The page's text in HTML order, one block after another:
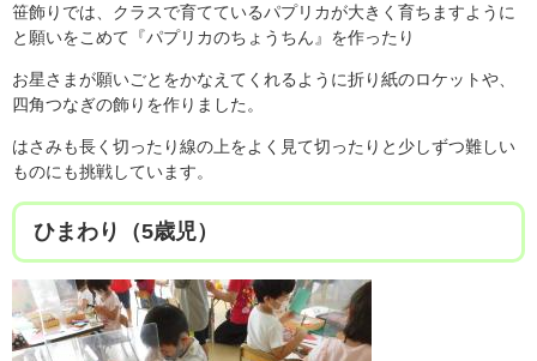
笹飾りでは、クラスで育てているパプリカが大きく育ちますように
と願いをこめて『パプリカのちょうちん』を作ったり
お星さまが願いごとをかなえてくれるように折り紙のロケットや、
四角つなぎの飾りを作りました。
はさみも長く切ったり線の上をよく見て切ったりと少しずつ難しい
ものにも挑戦しています。
ひまわり（5歳児）